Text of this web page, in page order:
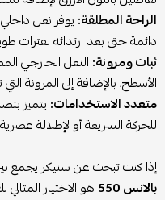
الراحة المطلقة: يوفر نعل
دائمة حتى بعد ارتدائه لفترات
ثبات ومرونة: النعل الخارجي
الأسطح، بالإضافة إلى المرونة
متعدد الاستخدامات: يتميز
للحركة السريعة أو لإطلالة
إذا كنت تبحث عن سنيكر يجمع بين
بالانس 550
هو الاختيار المثالي